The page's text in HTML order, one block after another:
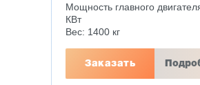
Мощность главного
КВт
Вес: 1400 кг
Заказать